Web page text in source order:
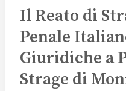
Il Reato di
Penale
Giuridiche a
Strage di
di
nel
Diritto
Italiano: